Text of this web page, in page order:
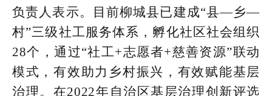
负责人表示。目前柳城县已建成“县—乡—
村”三级社工服务体系，孵化社区社会组织
28个，通过“社工+志愿者+慈善资源”联动
模式，有效助力乡村振兴，有效赋能基层
治理。在2022年自治区基层治理创新评选